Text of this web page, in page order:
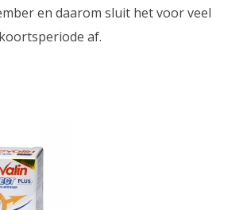
en daarom sluit het voor veel
af.